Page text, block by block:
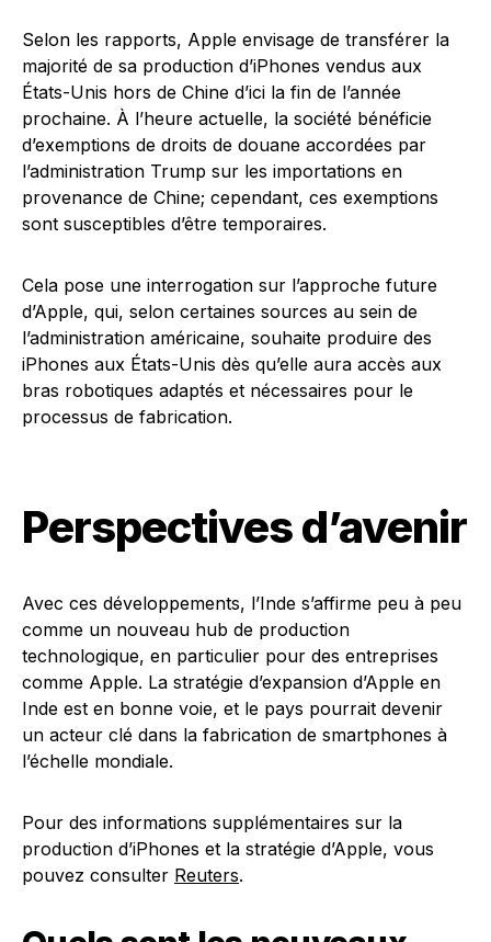
Selon les rapports, Apple envisage de transférer la
majorité de sa production d’iPhones vendus aux
États-Unis hors de Chine d’ici la fin de l’année
prochaine. À l’heure actuelle, la société bénéficie
d’exemptions de droits de douane accordées par
l’administration Trump sur les importations en
provenance de Chine; cependant, ces exemptions
sont susceptibles d’être temporaires.
Cela pose une interrogation sur l’approche future
d’Apple, qui, selon certaines sources au sein de
l’administration américaine, souhaite produire des
iPhones aux États-Unis dès qu’elle aura accès aux
bras robotiques adaptés et nécessaires pour le
processus de fabrication.
Perspectives d’avenir
Avec ces développements, l’Inde s’affirme peu à peu
comme un nouveau hub de production
technologique, en particulier pour des entreprises
comme Apple. La stratégie d’expansion d’Apple en
Inde est en bonne voie, et le pays pourrait devenir
un acteur clé dans la fabrication de smartphones à
l’échelle mondiale.
Pour des informations supplémentaires sur la
production d’iPhones et la stratégie d’Apple, vous
pouvez consulter Reuters.